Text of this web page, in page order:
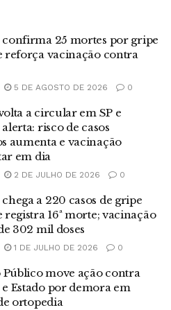
confirma 25 mortes por gripe
reforça vacinação contra
5 DE AGOSTO DE 2026 0
a circular em SP e
risco de casos
aumenta e vacinação
em dia
2 DE JULHO DE 2026 0
a 220 casos de gripe
registra 16ª morte; vacinação
302 mil doses
1 DE JULHO DE 2026 0
move ação contra
Estado por demora em
ortopedia